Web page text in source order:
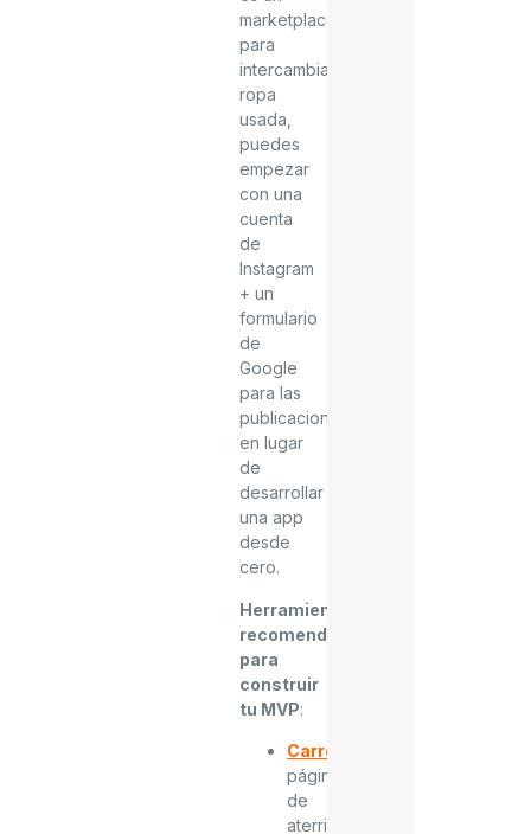
marketplace
para
intercambiar
ropa
usada,
puedes
empezar
con una
cuenta
de
Instagram
+ un
formulario
de
Google
para las
publicaciones,
en lugar
de
desarrollar
una app
desde
cero.
Herramientas
recomendadas
para
construir
tu MVP:
Carrd
páginas
de
aterrizaje